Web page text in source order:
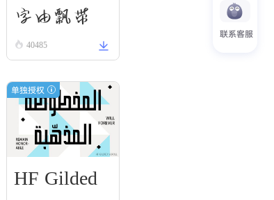
联系客服
字由飘带
40485
单独授权
HF Gilded